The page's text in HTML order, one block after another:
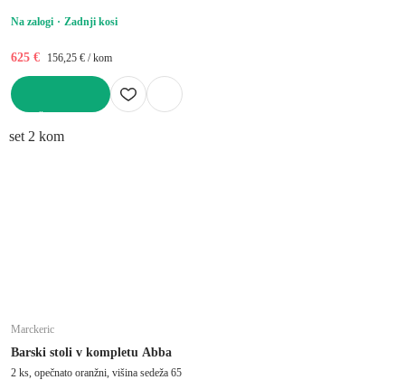
Na zalogi Zadnji kosi
625 € 156,25 € / kom
set 2 kom
Marckeric
Barski stoli v kompletu Abba
2 ks, opečnato oranžni, višina sedeža 65